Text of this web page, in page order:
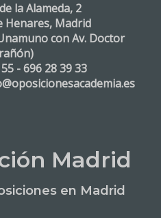
la Alameda, 2
Henares, Madrid
con Av. Doctor
- 696 28 39 33
Madrid
en Madrid